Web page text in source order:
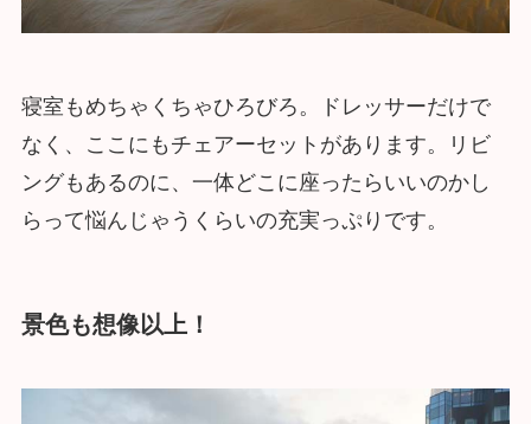
寝室もめちゃくちゃひろびろ。ドレッサーだけで
なく、ここにもチェアーセットがあります。リビ
ングもあるのに、一体どこに座ったらいいのかし
らって悩んじゃうくらいの充実っぷりです。
景色も想像以上！